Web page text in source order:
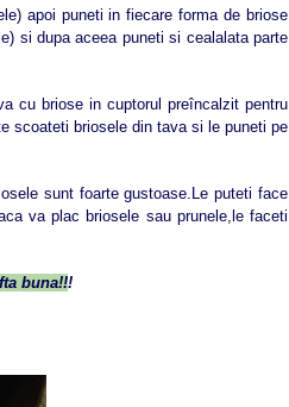
apoi puneti in fiecare forma de briose
si dupa aceea puneti si cealalata parte
cu briose in cuptorul preîncalzit pentru
scoateti briosele din tava si le puneti pe
sunt foarte gustoase.Le puteti face
va plac briosele sau prunele,le faceti
buna!!!